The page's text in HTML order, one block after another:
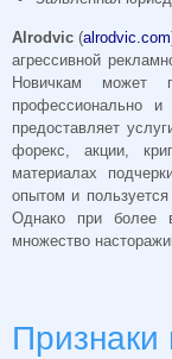
Alrodvic (alrodvic.com
агрессивной
Новичкам может
профессионально
предоставляет
форекс, акции,
материалах
опытом и
Однако при более
множество